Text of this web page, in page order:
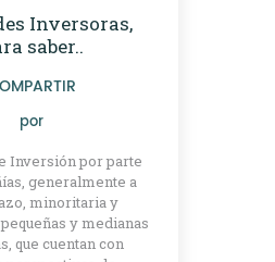
Inversoras,
saber..
por
Inversión por parte
generalmente a
minoritaria y
y medianas
que cuentan con